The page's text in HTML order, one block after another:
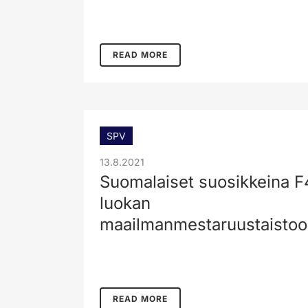
READ MORE
SPV
13.8.2021
Suomalaiset suosikkeina
luokan
READ MORE